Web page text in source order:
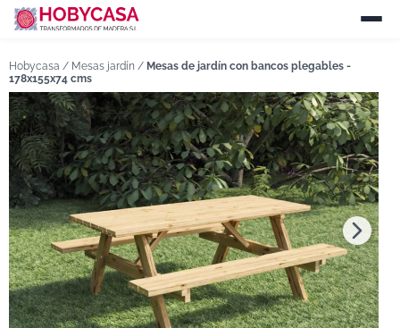
Hobycasa / Mesas jardín / Mesas de jardín con bancos plegables -
178x155x74 cms